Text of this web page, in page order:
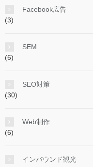
Facebook広告
(3)
SEM
(6)
SEO対策
(30)
Web制作
(6)
インバウンド観光